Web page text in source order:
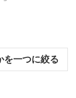
を一つに絞る